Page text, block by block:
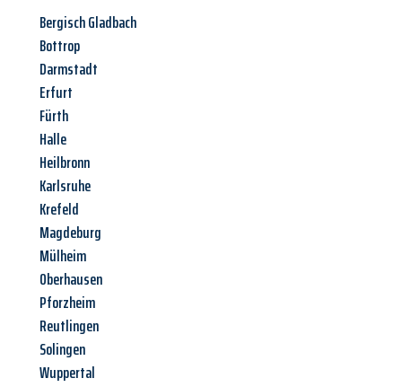
Bergisch Gladbach
Bottrop
Darmstadt
Erfurt
Fürth
Halle
Heilbronn
Karlsruhe
Krefeld
Magdeburg
Mülheim
Oberhausen
Pforzheim
Reutlingen
Solingen
Wuppertal